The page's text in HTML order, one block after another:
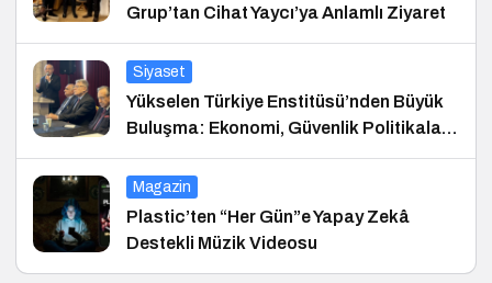
Grup’tan Cihat Yaycı’ya Anlamlı Ziyaret
Siyaset
Yükselen Türkiye Enstitüsü’nden Büyük
Buluşma: Ekonomi, Güvenlik Politikaları
ve Hukuk Konferansı
Magazin
Plastic’ten “Her Gün”e Yapay Zekâ
Destekli Müzik Videosu